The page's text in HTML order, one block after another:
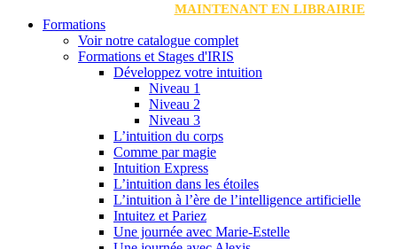
MAINTENANT EN LIBRAIRIE
Formations
Voir notre catalogue complet
Formations et Stages d'IRIS
Développez votre intuition
Niveau 1
Niveau 2
Niveau 3
L’intuition du corps
Comme par magie
Intuition Express
L’intuition dans les étoiles
L’intuition à l’ère de l’intelligence artificielle
Intuitez et Pariez
Une journée avec Marie-Estelle